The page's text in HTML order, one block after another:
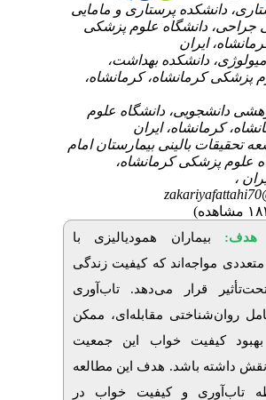
دانشکده پرستاری و مامایی
جراحی، دانشگاه علوم پزشکی
ایران
دانشکده بهداشت،
پزشکی کرمانشاه، کرمانشاه،
دانشجویی، دانشگاه علوم
کرمانشاه، ایران
تحقیقات بالینی بیمارستان امام
علوم پزشکی کرمانشاه،
،
هدف: بیماران همودیالیزی با
مواجه‌اند که کیفیت زندگی
قرار می‌دهد. تاب‌آوری
روان‌شناختی مقابله‌ای، ممکن
کیفیت خواب این جمعیت
نقش داشته باشد. هدف این مطالعه
تاب‌آوری و کیفیت خواب در